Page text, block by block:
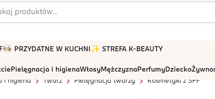
🧑🏻‍🍳 PRZYDATNE W KUCHNI ✨ STREFA K-BEAUTY
Pielęgnacja i higienaWłosyMężczyznaPerfumyDziecko
i higiena Twarz Pielęgnacja twarzy Kosmetyki z SPF